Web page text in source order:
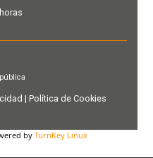
| Política de Cookies
byTurnKey Linux